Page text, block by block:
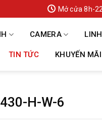
Mở cửa 8h-
CAMERA
TIN TỨC KHUYẾN MÃI
H-W-6